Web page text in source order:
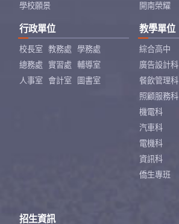
學校願景
開南榮耀
行政單位
校長室 教務處
學務處
總務處
實習處
輔導室
人事室
會計室 圖書室
教學單位
綜合高中
廣告設計科
餐飲管理科
照顧服務科
機電科
汽車科
電機科
資訊科
僑生專班
招生資訊